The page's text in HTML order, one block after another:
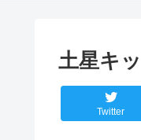
土星キ
Twitter